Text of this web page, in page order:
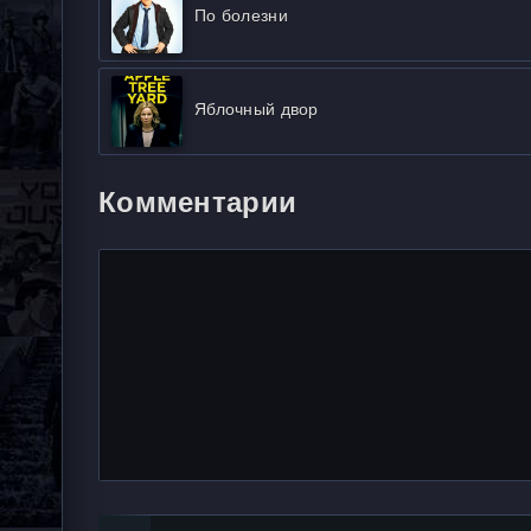
По болезни
Яблочный двор
Комментарии